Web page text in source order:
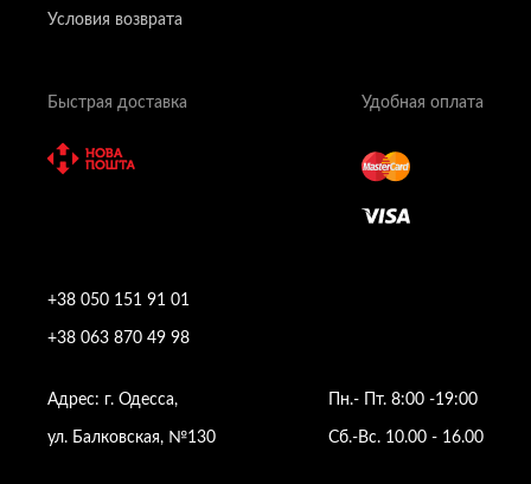
+38 050 151 91 01
+38 063 870 49 98
Пн.- Пт. 8:00 -19:00
Сб.-Вс. 10.00 - 16.00
Адрес: г. Одесса,
ул. Балковская, №130
Условия возврата
Быстрая доставка Удобная оплата